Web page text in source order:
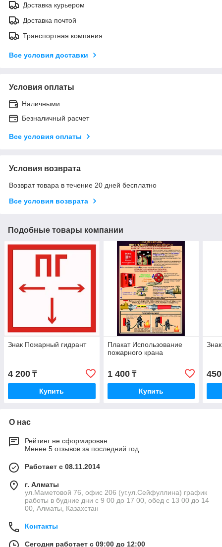
Доставка курьером
Доставка почтой
Транспортная компания
Все условия доставки
Условия оплаты
Наличными
Безналичный расчет
Все условия оплаты
Условия возврата
Возврат товара в течение 20 дней бесплатно
Все условия возврата
Подобные товары компании
Знак Пожарный гидрант
4 200 ₸
Купить
Плакат Использование
пожарного крана
1 400₸
Купить
450
О нас
Рейтинг не сформирован
Менее 5 отзывов за последний год
Работает с 08.11.2014
г. Алматы
ул.Маметовой 76, офис 206 (уг.ул.Сейфуллина) график
работы в будние дни с 9 00 до 17 00, обед с 13 00 до 14
00, Алматы, Казахстан
Контакты
Сегодня работает с 09:00 до 12:00